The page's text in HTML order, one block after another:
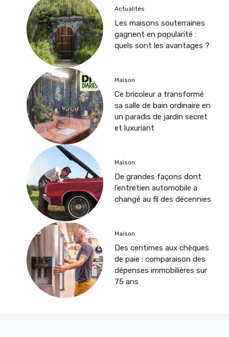
Actualités
Les maisons souterraines
gagnent en popularité :
quels sont les avantages ?
Maison
Ce bricoleur a transformé
sa salle de bain ordinaire en
un paradis de jardin secret
et luxuriant
Maison
De grandes façons dont
l’entretien automobile a
changé au fil des décennies
Maison
Des centimes aux chèques
de paie : comparaison des
dépenses immobilières sur
75 ans